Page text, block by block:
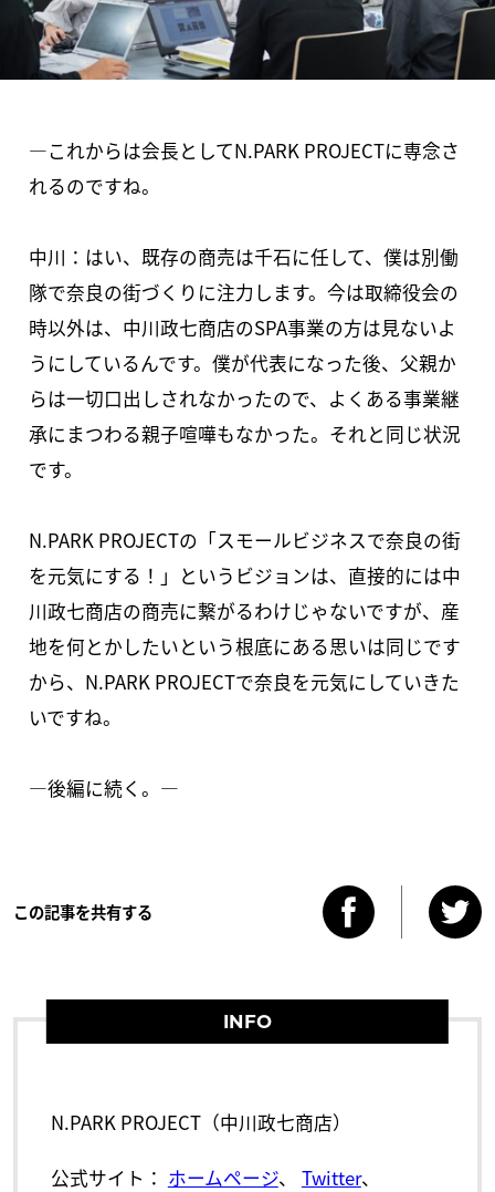
―これからは会長としてN.PARK PROJECTに専念さ
れるのですね。
中川：はい、既存の商売は千石に任して、僕は別働
隊で奈良の街づくりに注力します。今は取締役会の
時以外は、中川政七商店のSPA事業の方は見ないよ
うにしているんです。僕が代表になった後、父親か
らは一切口出しされなかったので、よくある事業継
承にまつわる親子喧嘩もなかった。それと同じ状況
です。
N.PARK PROJECTの「スモールビジネスで奈良の街
を元気にする！」というビジョンは、直接的には中
川政七商店の商売に繋がるわけじゃないですが、産
地を何とかしたいという根底にある思いは同じです
から、N.PARK PROJECTで奈良を元気にしていきた
いですね。
―後編に続く。―
この記事を共有する
INFO
N.PARK PROJECT（中川政七商店）
公式サイト： ホームページ、 Twitter、